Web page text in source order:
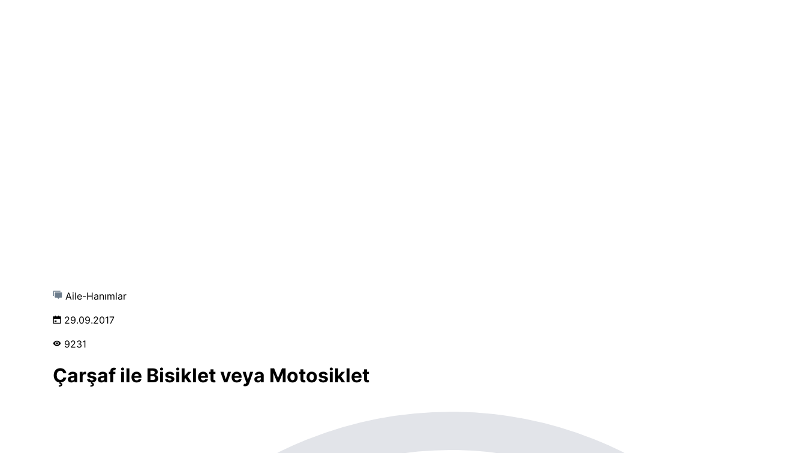
Aile-Hanımlar
29.09.2017
9231
Çarşaf ile Bisiklet veya Motosiklet